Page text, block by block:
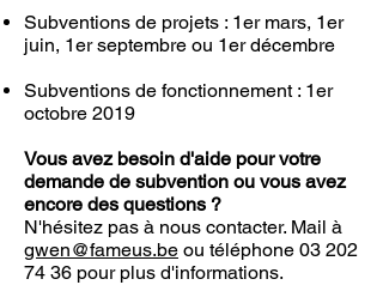
Subventions de projets : 1er mars, 1er
juin, 1er septembre ou 1er décembre ​​
Subventions de fonctionnement : 1er
octobre 2019
Vous avez besoin d'aide pour votre
demande de subvention ou vous avez
encore des questions ?
N'hésitez pas à nous contacter. Mail à
gwen@fameus.be ou téléphone 03 202
74 36 pour plus d'informations.